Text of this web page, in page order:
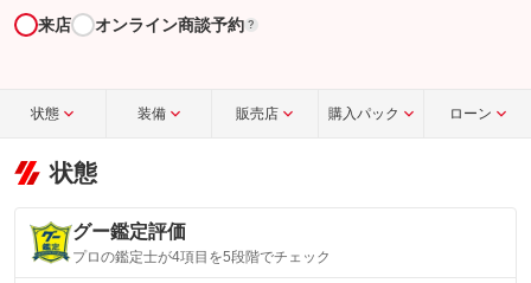
来店 オンライン商談予約 ?
状態 装備 販売店 購入パック ローン
状態
グー鑑定評価
プロの鑑定士が4項目を5段階でチェック